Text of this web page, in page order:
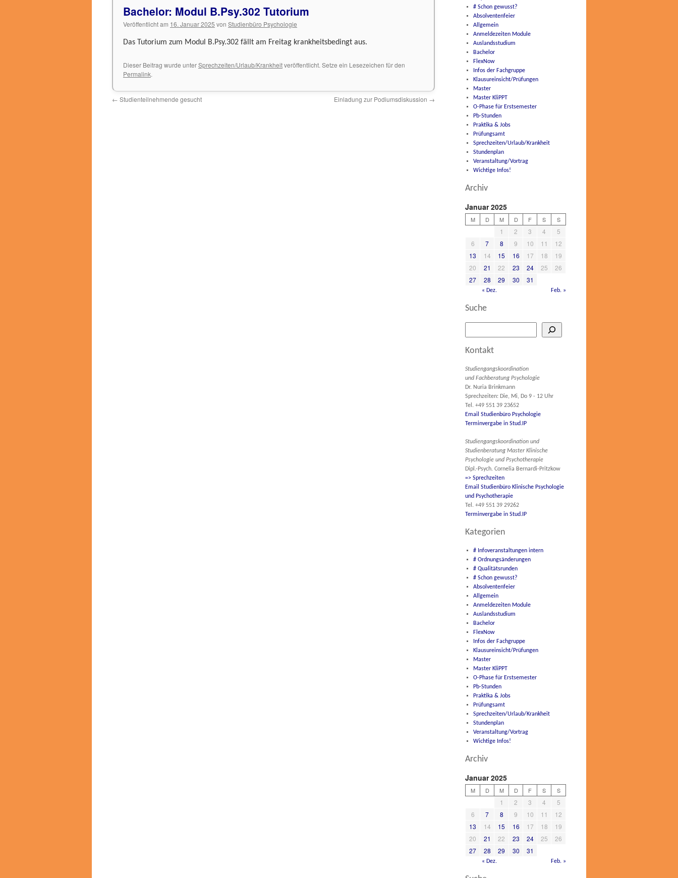
Bachelor: Modul B.Psy.302 Tutorium
Veröffentlicht am 16. Januar 2025 von Studienbüro Psychologie
Das Tutorium zum Modul B.Psy.302 fällt am Freitag krankheitsbedingt aus.
Dieser Beitrag wurde unterSprechzeiten/Urlaub/Krankheitveröffentlicht. Setze ein Lesezeichen für den
Permalink.
← Studienteilnehmende gesucht Einladung zur Podiumsdiskussion →
# Schon gewusst?
Absolventenfeier
Allgemein
Anmeldezeiten Module
Auslandsstudium
Bachelor
FlexNow
Infos der Fachgruppe
Klausureinsicht/Prüfungen
Master
Master KliPPT
O-Phase für Erstsemester
Pb-Stunden
Praktika & Jobs
Prüfungsamt
Sprechzeiten/Urlaub/Krankheit
Stundenplan
Veranstaltung/Vortrag
Wichtige Infos!
Archiv
Januar 2025
M D M D F S S
1 2 3 4
5
6
7 8 9 10 11
12
13
14 15 16 17 18
19
20
21 22 23 24 25
26
27
28 29 30 31
« Dez. Feb. »
Suche
Kontakt
Studiengangskoordination
und Fachberatung Psychologie
Dr. Nuria Brinkmann
Sprechzeiten: Die, Mi, Do 9 - 12 Uhr
Tel. +49 551 39 23652
Email Studienbüro Psychologie
Terminvergabe in Stud.IP
Studiengangskoordination und
Studienberatung Master Klinische
Psychologie und Psychotherapie
Dipl.-Psych. Cornelia Bernardi-Pritzkow
=> Sprechzeiten
Email Studienbüro Klinische Psychologie
und Psychotherapie
Tel. +49 551 39 29262
Terminvergabe in Stud.IP
Kategorien
# Infoveranstaltungen intern
# Ordnungsänderungen
# Qualitätsrunden
# Schon gewusst?
Absolventenfeier
Allgemein
Anmeldezeiten Module
Auslandsstudium
Bachelor
FlexNow
Infos der Fachgruppe
Klausureinsicht/Prüfungen
Master
Master KliPPT
O-Phase für Erstsemester
Pb-Stunden
Praktika & Jobs
Prüfungsamt
Sprechzeiten/Urlaub/Krankheit
Stundenplan
Veranstaltung/Vortrag
Wichtige Infos!
Archiv
Januar 2025
M D M D F S S
1 2 3 4
5
6
7 8 9 10 11
12
13
14 15 16 17 18
19
20
21 22 23 24 25
26
27
28 29 30 31
« Dez. Feb. »